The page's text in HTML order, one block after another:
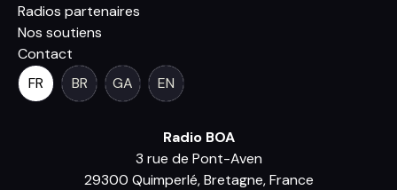
Radios partenaires
Nos soutiens
Contact
FR
BR GA EN
Radio BOA
3 rue de Pont-Aven
29300 Quimperlé, Bretagne, France